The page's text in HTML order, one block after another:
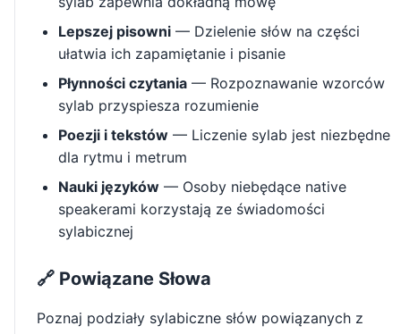
Lepszej pisowni — Dzielenie słów na części
ułatwia ich zapamiętanie i pisanie
Płynności czytania — Rozpoznawanie wzorców
sylab przyspiesza rozumienie
Poezji i tekstów — Liczenie sylab jest niezbędne
dla rytmu i metrum
Nauki języków — Osoby niebędące native
speakerami korzystają ze świadomości
sylabicznej
🔗 Powiązane Słowa
Poznaj podziały sylabiczne słów powiązanych z